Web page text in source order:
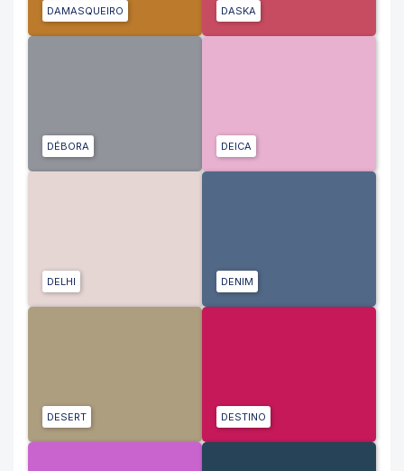
DAMASQUEIRO DASKA
DÉBORA DEICA
DELHI DENIM
DESERT DESTINO